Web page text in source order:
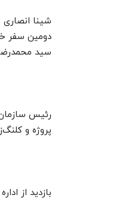
دومین سفر
سید
پروژه و کلنگ‌زنی ۲۴ طرح به مناسبت دهه فجر
بازدید از